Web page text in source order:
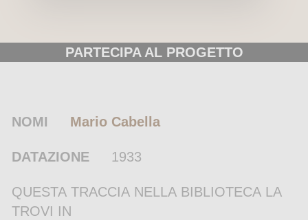
PARTECIPA AL PROGETTO
NOMI Mario Cabella
DATAZIONE 1933
QUESTA TRACCIA NELLA BIBLIOTECA LA
TROVI IN